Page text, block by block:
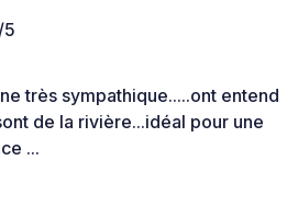
très sympathique.....ont entend
de la rivière...idéal pour une
...